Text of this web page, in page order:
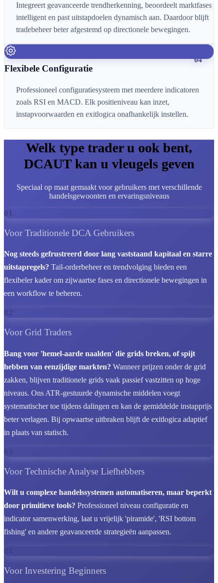
Integreert geavanceerde trendherkenning, beoordeelt marktfases
intelligent en past uitstapdoelen dynamisch aan. Daardoor blijft
tradebeheer beter afgestemd op directionele bewegingen.
04
Flexibele Configuratie
Professioneel configuratiesysteem met meerdere indicatoren
zoals RSI en MACD. Elk positieniveau kan inzet,
instapvoorwaarden en exitlogica onafhankelijk instellen.
Welk type trader u ook bent,
DCAUT kan u vleugels geven
Speciaal op maat gemaakt voor gebruikers met verschillende
handelsgewoonten en ervaringsniveaus
01
Voor Traditionele DCA Gebruikers
Nog steeds gefrustreerd door lang vaststaand kapitaal en starre
uitstapregels? Tail-orderbeheer en trendvolging bieden een
flexibeler kader om zijwaartse fases en directionele bewegingen in
een workflow te beheren.
02
Voor Grid Traders
Bang voor 'hemel-aarde naalden' die grids breken, of spijt
hebben van eenzijdige markten? Wanneer prijzen onder de grid
zakken, blijven traditionele grids vaak passief vastzitten op hoge
niveaus. Ons ATR-gestuurde dynamische middelen voegt
systematischer toe tijdens dalingen en kan de gemiddelde instapprijs
beter verlagen. Bij opwaartse uitbraken blijft de exitlogica adaptief
in plaats van statisch.
03
Voor Technische Analyse Liefhebbers
Wilt u complexe handelssystemen automatiseren, maar beperkt
door primitieve tools? Professioneel niveau configuratie en
indicator samenwerking, laat u vrijelijk 'piramide', 'RSI bottom
fishing' en andere geavanceerde strategieën aanpassen.
Voor Investering Beginners